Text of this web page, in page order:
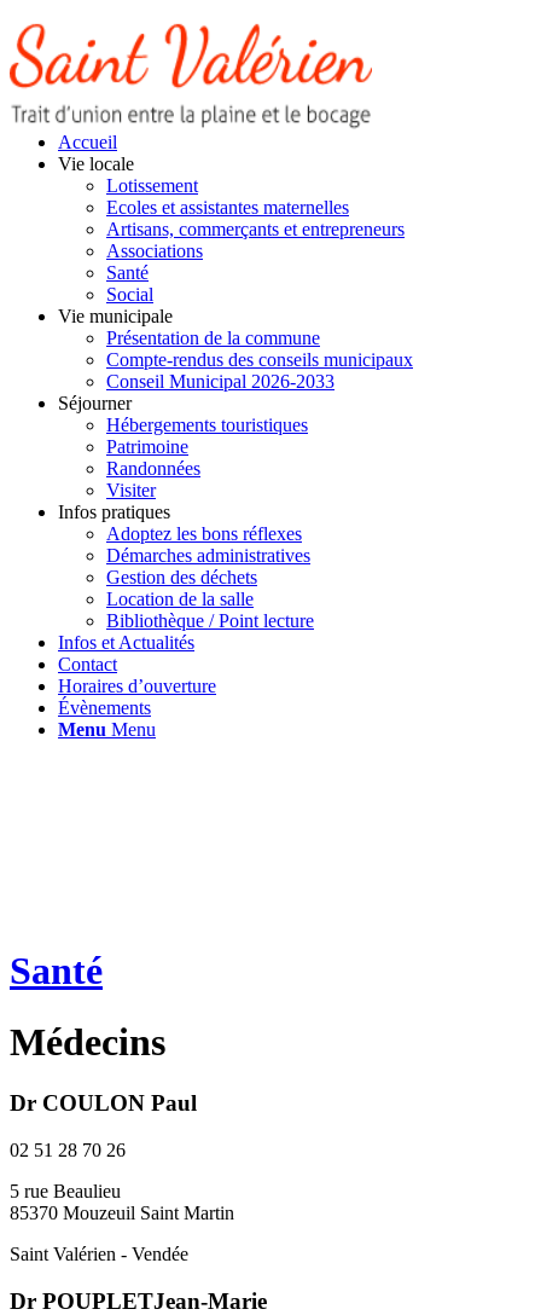
Accueil
Vie locale
Lotissement
Ecoles et assistantes maternelles
Artisans, commerçants et entrepreneurs
Associations
Santé
Social
Vie municipale
Présentation de la commune
Compte-rendus des conseils municipaux
Conseil Municipal 2026-2033
Séjourner
Hébergements touristiques
Patrimoine
Randonnées
Visiter
Infos pratiques
Adoptez les bons réflexes
Démarches administratives
Gestion des déchets
Location de la salle
Bibliothèque / Point lecture
Infos et Actualités
Contact
Horaires d’ouverture
Évènements
Menu Menu
Santé
Médecins
Dr COULON Paul
02 51 28 70 26
5 rue Beaulieu
85370 Mouzeuil Saint Martin
Saint Valérien - Vendée
Dr POUPLETJean-Marie